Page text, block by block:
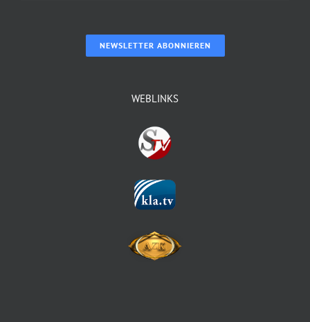
NEWSLETTER ABONNIEREN
WEBLINKS